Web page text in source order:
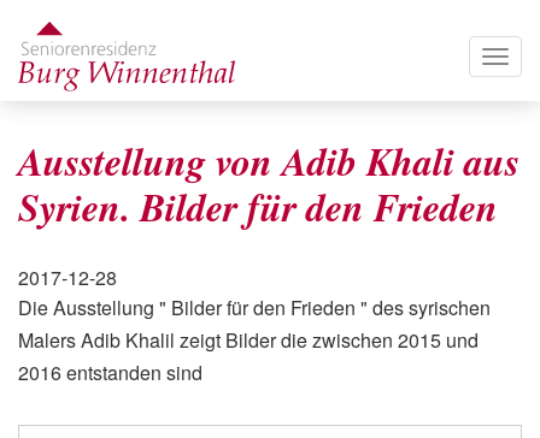
zum
Inhalt
Ausstellung von Adib Khali aus
Syrien. Bilder für den Frieden
Veröffentlichungsdatum
2017-12-28
Die Ausstellung " Bilder für den Frieden " des syrischen
Malers Adib Khalil zeigt Bilder die zwischen 2015 und
2016 entstanden sind